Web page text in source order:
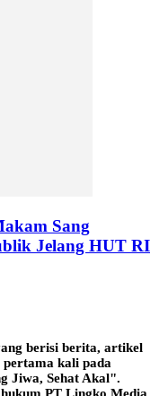
Sang
Jelang HUT RI
berisi berita, artikel
kali pada
Jiwa, Sehat Akal".